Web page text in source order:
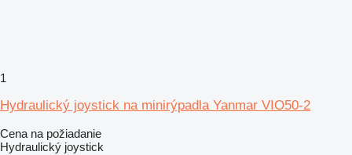
1
Hydraulický joystick na minirýpadla Yanmar VIO50-2
Cena na požiadanie
Hydraulický joystick